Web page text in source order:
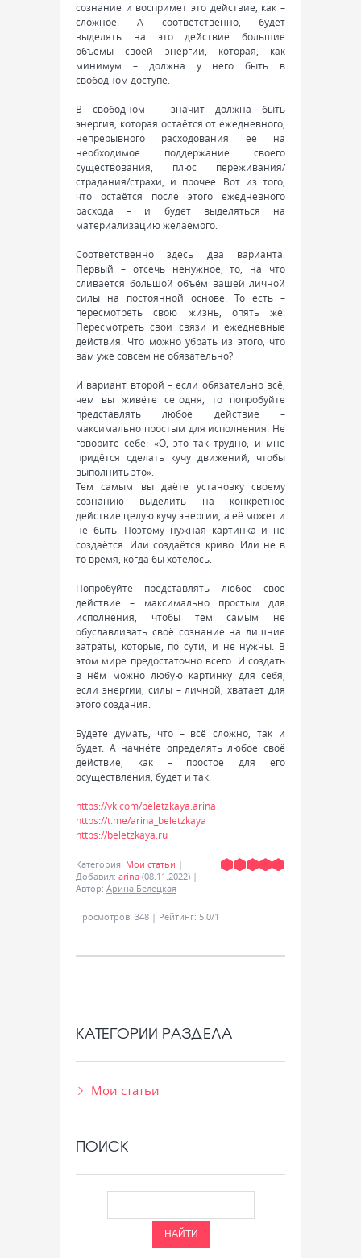
сознание и воспримет это действие, как –
сложное. А соответственно, будет
выделять на это действие большие
объёмы своей энергии, которая, как
минимум – должна у него быть в
свободном доступе.
В свободном – значит должна быть
энергия, которая остаётся от ежедневного,
непрерывного расходования её на
необходимое поддержание своего
существования, плюс переживания/
страдания/страхи, и прочее. Вот из того,
что остаётся после этого ежедневного
расхода – и будет выделяться на
материализацию желаемого.
Соответственно здесь два варианта.
Первый – отсечь ненужное, то, на что
сливается большой объём вашей личной
силы на постоянной основе. То есть –
пересмотреть свою жизнь, опять же.
Пересмотреть свои связи и ежедневные
действия. Что можно убрать из этого, что
вам уже совсем не обязательно?
И вариант второй – если обязательно всё,
чем вы живёте сегодня, то попробуйте
представлять любое действие –
максимально простым для исполнения. Не
говорите себе: «О, это так трудно, и мне
придётся сделать кучу движений, чтобы
выполнить это».
Тем самым вы даёте установку своему
сознанию выделить на конкретное
действие целую кучу энергии, а её может и
не быть. Поэтому нужная картинка и не
создаётся. Или создаётся криво. Или не в
то время, когда бы хотелось.
Попробуйте представлять любое своё
действие – максимально простым для
исполнения, чтобы тем самым не
обуславливать своё сознание на лишние
затраты, которые, по сути, и не нужны. В
этом мире предостаточно всего. И создать
в нём можно любую картинку для себя,
если энергии, силы – личной, хватает для
этого создания.
Будете думать, что – всё сложно, так и
будет. А начнёте определять любое своё
действие, как – простое для его
осуществления, будет и так.
https://vk.com/beletzkaya.arina
https://t.me/arina_beletzkaya
https://beletzkaya.ru
Категория: Мои статьи |
Добавил: arina (08.11.2022) |
Автор: Арина Белецкая
Просмотров: 348 | Рейтинг: 5.0/1
КАТЕГОРИИ РАЗДЕЛА
Мои статьи
ПОИСК